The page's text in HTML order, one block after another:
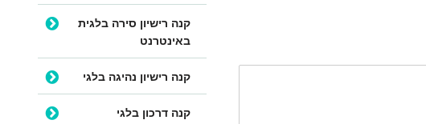
קנה רישיון סירה בלגית
באינטרנט
קנה רישיון נהיגה בלגי
קנה דרכון בלגי